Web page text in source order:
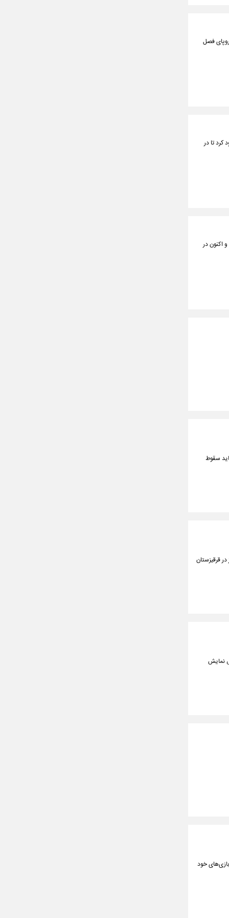
اروپای فصل
المپیک صعود کرد تا در
اکنون در
سقوط
ایران پس از کسب عنوان قهرمانی آسیا به دلیل وقوع سیل در دوبی، به مدت ۴ روز در قرقیزستان
نمایش
خود